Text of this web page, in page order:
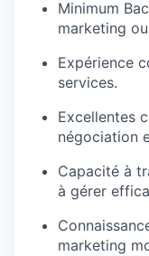
Minimum
marketing
Expérience
services.
Excellentes
négociation
Capacité à
à gérer
marketing